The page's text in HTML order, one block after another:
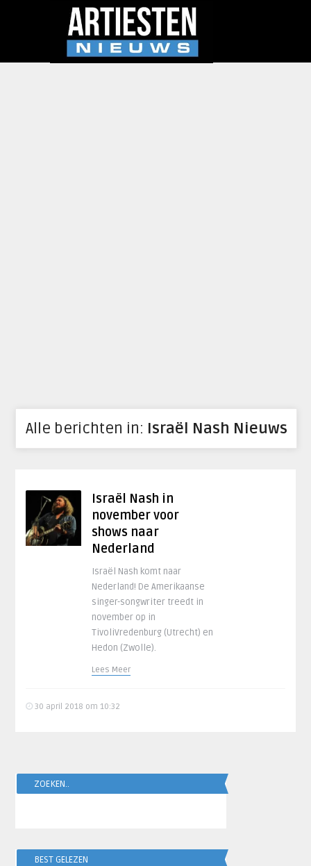
Alle berichten in: Israël Nash Nieuws
Israël Nash in
november voor
shows naar
Nederland
Israël Nash komt naar
Nederland! De Amerikaanse
singer-songwriter treedt in
november op in
TivoliVredenburg (Utrecht) en
Hedon (Zwolle).
Lees Meer
30 april 2018 om 10:32
ZOEKEN..
BEST GELEZEN